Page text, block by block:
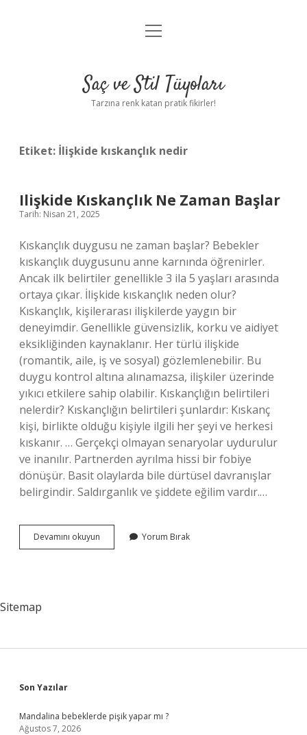
Anasayfa
Yasal Uyarı
menüyü
Saç ve Stil Tüyoları
Tarzına renk katan pratik fikirler!
Etiket: İlişkide kıskançlık nedir
Ilişkide Kıskançlık Ne Zaman Başlar
Tarih: Nisan 21, 2025
Kıskançlık duygusu ne zaman başlar? Bebekler
kıskançlık duygusunu anne karnında öğrenirler.
Ancak ilk belirtiler genellikle 3 ila 5 yaşları arasında
ortaya çıkar. İlişkide kıskançlık neden olur?
Kıskançlık, kişilerarası ilişkilerde yaygın bir
deneyimdir. Genellikle güvensizlik, korku ve aidiyet
eksikliğinden kaynaklanır. Her türlü ilişkide
(romantik, aile, iş ve sosyal) gözlemlenebilir. Bu
duygu kontrol altına alınamazsa, ilişkiler üzerinde
yıkıcı etkilere sahip olabilir. Kıskançlığın belirtileri
nelerdir? Kıskançlığın belirtileri şunlardır: Kıskanç
kişi, birlikte olduğu kişiyle ilgili her şeyi ve herkesi
kıskanır. … Gerçekçi olmayan senaryolar uydurulur
ve inanılır. Partnerden ayrılma hissi bir fobiye
dönüşür. Basit olaylarda bile dürtüsel davranışlar
belirgindir. Saldırganlık ve şiddete eğilim vardır.…
Devamını okuyun
Kıskançlık
Yorum Bırak
Sitemap
Sidebar
Son Yazılar
Mandalina bebeklerde pişik yapar mı ?
Ağustos 7, 2026